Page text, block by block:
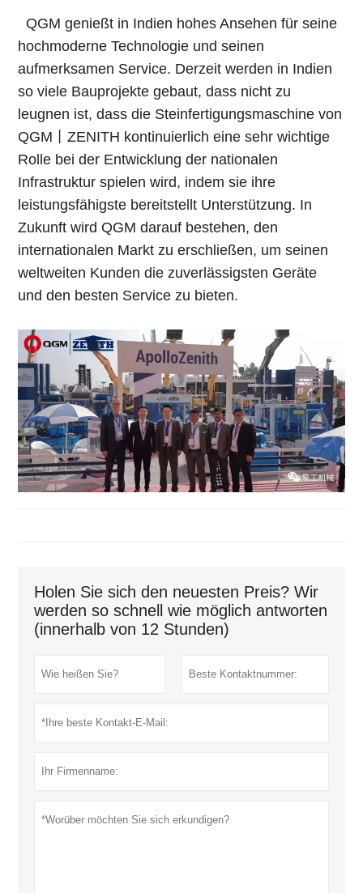
QGM genießt in Indien hohes Ansehen für seine
hochmoderne Technologie und seinen
aufmerksamen Service. Derzeit werden in Indien
so viele Bauprojekte gebaut, dass nicht zu
leugnen ist, dass die Steinfertigungsmaschine von
QGM丨ZENITH kontinuierlich eine sehr wichtige
Rolle bei der Entwicklung der nationalen
Infrastruktur spielen wird, indem sie ihre
leistungsfähigste bereitstellt Unterstützung. In
Zukunft wird QGM darauf bestehen, den
internationalen Markt zu erschließen, um seinen
weltweiten Kunden die zuverlässigsten Geräte
und den besten Service zu bieten.
Holen Sie sich den neuesten Preis? Wir
werden so schnell wie möglich antworten
(innerhalb von 12 Stunden)